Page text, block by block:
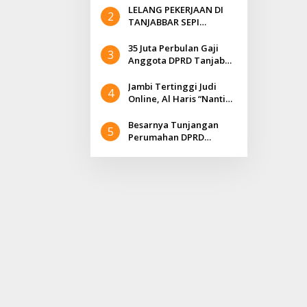
Ngontrak Dimana ?
2
LELANG PEKERJAAN DI
TANJABBAR SEPI
SEPERTI ITU ?
3
35 Juta Perbulan Gaji
Anggota DPRD Tanjab
4
Jambi Tertinggi Judi
Online, Al Haris “Nanti
lihat,”
5
Besarnya Tunjangan
Perumahan DPRD